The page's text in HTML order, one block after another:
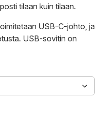
tilaan kuin tilaan.
USB-C-johto, ja
USB-sovitin on